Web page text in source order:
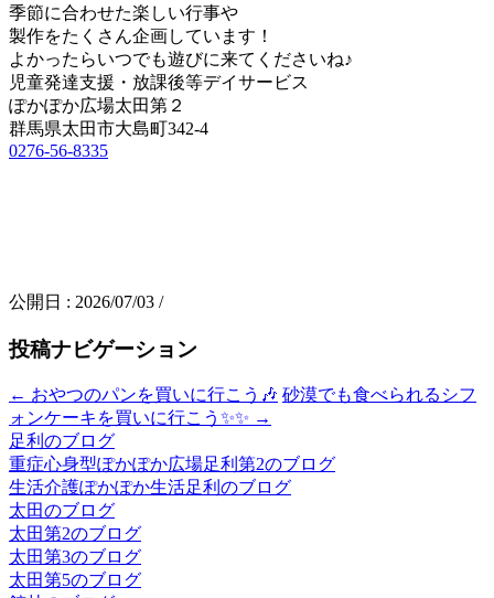
季節に合わせた楽しい行事や
製作をたくさん企画しています！
よかったらいつでも遊びに来てくださいね♪
児童発達支援・放課後等デイサービス
ぽかぽか広場太田第２
群馬県太田市大島町342-4
0276-56-8335
公開日 : 2026/07/03 /
投稿ナビゲーション
← おやつのパンを買いに行こう🎶 砂漠でも食べられるシフ
ォンケーキを買いに行こう✨✨ →
足利のブログ
重症心身型ぽかぽか広場足利第2のブログ
生活介護ぽかぽか生活足利のブログ
太田のブログ
太田第2のブログ
太田第3のブログ
太田第5のブログ